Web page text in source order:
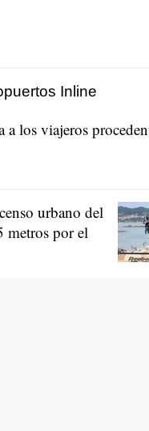
a los viajeros
urbano del
por el